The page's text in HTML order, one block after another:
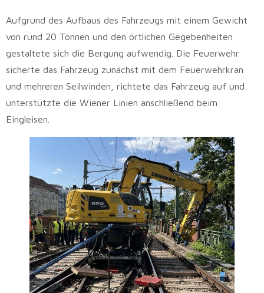
Aufgrund des Aufbaus des Fahrzeugs mit einem Gewicht
von rund 20 Tonnen und den örtlichen Gegebenheiten
gestaltete sich die Bergung aufwendig. Die Feuerwehr
sicherte das Fahrzeug zunächst mit dem Feuerwehrkran
und mehreren Seilwinden, richtete das Fahrzeug auf und
unterstützte die Wiener Linien anschließend beim
Eingleisen.